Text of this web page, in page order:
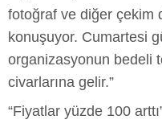
fotoğraf ve diğer çekim
konuşuyor. Cumartesi
organizasyonun bedeli
civarlarına gelir.”
“Fiyatlar yüzde 100